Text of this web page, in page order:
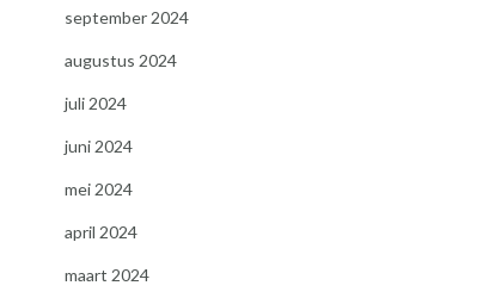
september 2024
augustus 2024
juli 2024
juni 2024
mei 2024
april 2024
maart 2024